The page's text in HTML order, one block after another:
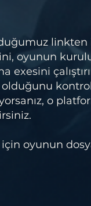
oyunun
exesini
o
oyunun